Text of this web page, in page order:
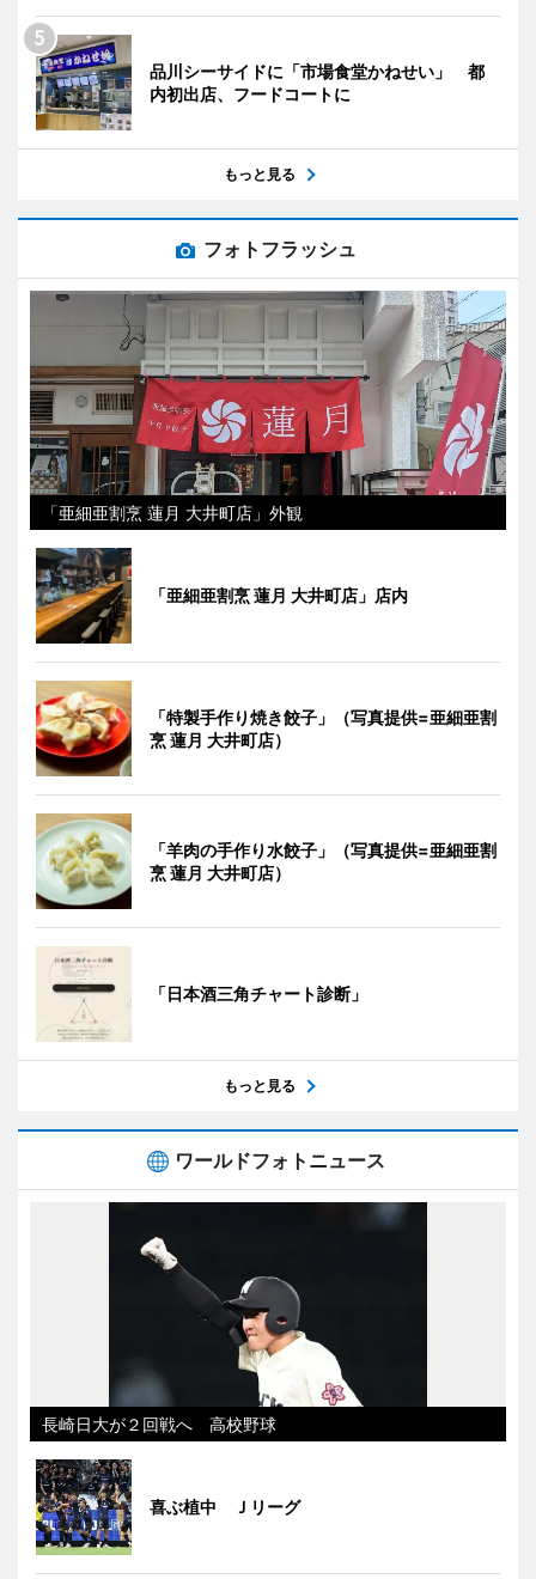
品川シーサイドに「市場食堂かねせい」 都
内初出店、フードコートに
もっと見る
フォトフラッシュ
「亜細亜割烹 蓮月 大井町店」外観
「亜細亜割烹 蓮月 大井町店」店内
「特製手作り焼き餃子」（写真提供=亜細亜割
烹 蓮月 大井町店）
「羊肉の手作り水餃子」（写真提供=亜細亜割
烹 蓮月 大井町店）
「日本酒三角チャート診断」
もっと見る
ワールドフォトニュース
長崎日大が２回戦へ 高校野球
喜ぶ植中 Ｊリーグ